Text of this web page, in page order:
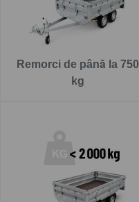
Remorci de până la 750
kg